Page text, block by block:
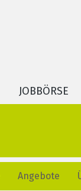
JOBBÖRSE
Angebote